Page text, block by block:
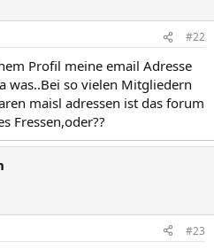
#22
Profil meine email Adresse
was..Bei so vielen Mitgliedern
maisl adressen ist das forum
Fressen,oder??
#23